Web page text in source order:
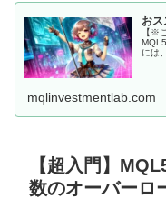
お
【※
には
mqlinvestmentlab.com
【超入門】
数のオーバーロ